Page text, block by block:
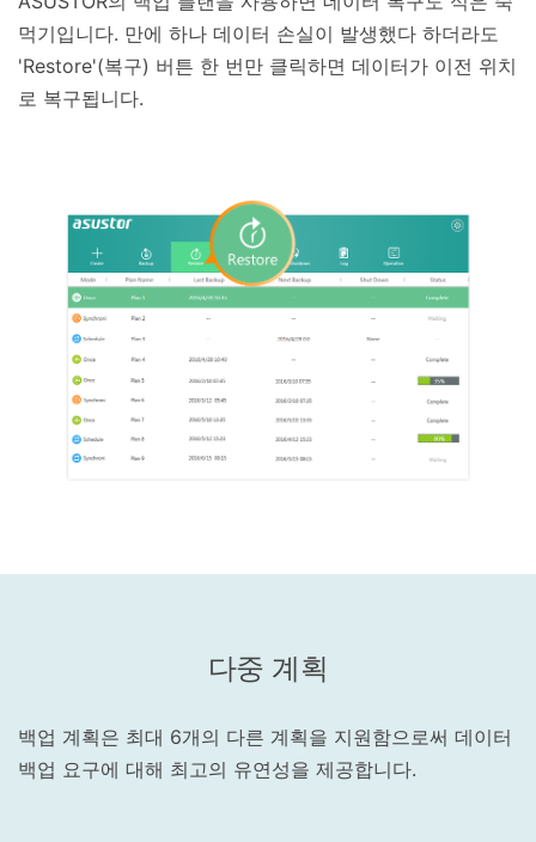
먹기입니다. 만에 하나 데이터 손실이 발생했다 하더라도
'Restore'(복구) 버튼 한 번만 클릭하면 데이터가 이전 위치
로 복구됩니다.
다중 계획
백업 계획은 최대 6개의 다른 계획을 지원함으로써 데이터
백업 요구에 대해 최고의 유연성을 제공합니다.